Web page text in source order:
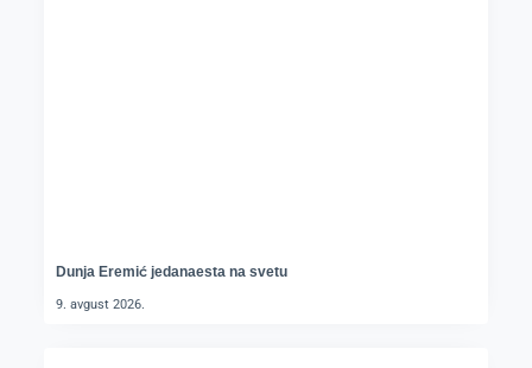
Dunja Eremić jedanaesta na svetu
9. avgust 2026.